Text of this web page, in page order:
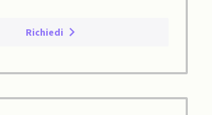
Richiedi